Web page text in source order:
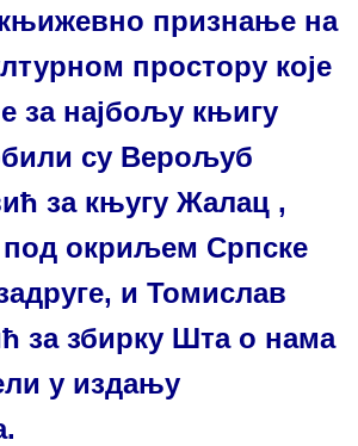
књижевно признање на
простору које
за најбољу књигу
су Верољуб
за књугу Жалац ,
окриљем Српске
и Томислав
за збирку Шта о нама
у издању